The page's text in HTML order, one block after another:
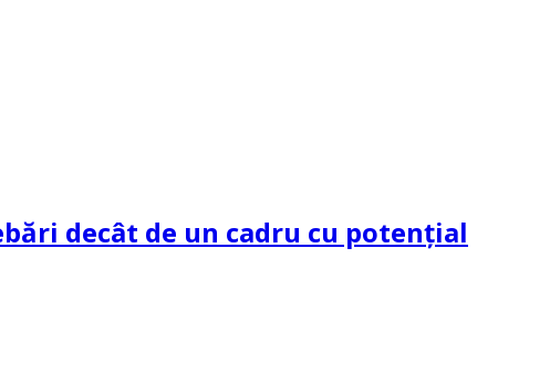
decât de un cadru cu potenţial